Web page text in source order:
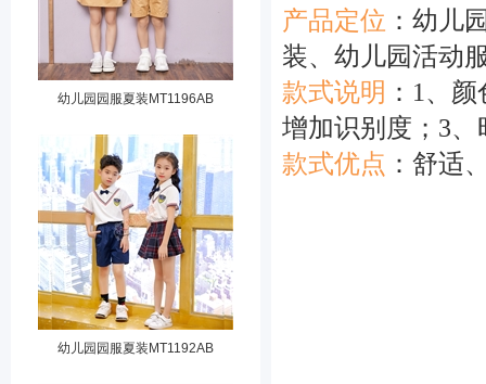
幼儿园园服夏装MT1196AB
幼儿园园服夏装MT1192AB
产品定位 ：幼儿
装、幼儿园活动
款式说明 ：1、
增加识别度；3
款式优点 ：舒适